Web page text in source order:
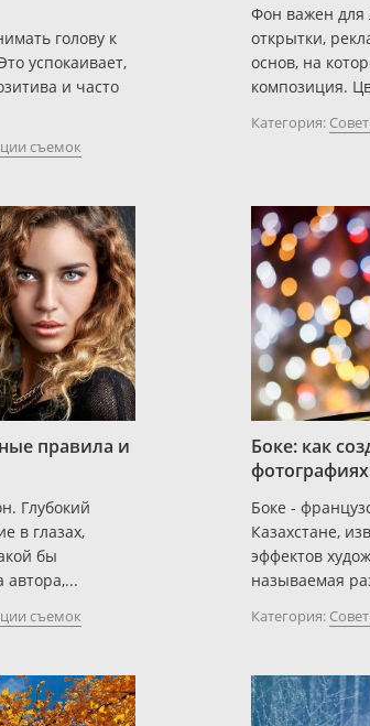
голову к
успокаивает,
и часто
съемок
Фон важен для
открытки,
основ, на
композиция.
Категория:
правила и
Глубокий
в глазах,
бы
автора,...
съемок
Боке: как
фотографиях
Боке -
Казахстане,
эффектов
называемая
Категория: